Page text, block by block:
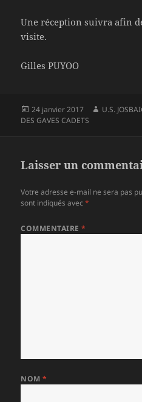
Une réception suivra afin
visite.
Gilles PUYOO
Publié
le
24 janvier 2017 Auteur
U.S.
DES GAVES CADETS
Laisser un
Votre adresse e-mail ne sera pas
sont indiqués avec*
COMMENTAIRE*
NOM*